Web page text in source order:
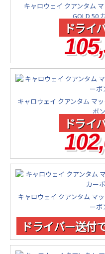
キャロウェイ クアンタム
GOLD 50
ドライ
キャロウェイ クアンタム マ
ボ
ドライ
キャロウェイ クアンタム マ
ーボ
ドライバー送付